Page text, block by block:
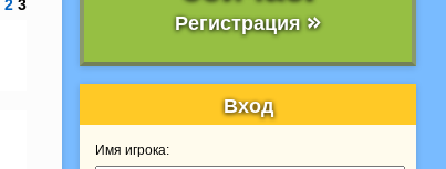
2 3
Регистрация »
Вход
Имя игрока: